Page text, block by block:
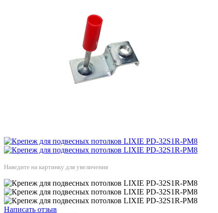
Наведите на картинку для увеличения
Написать отзыв